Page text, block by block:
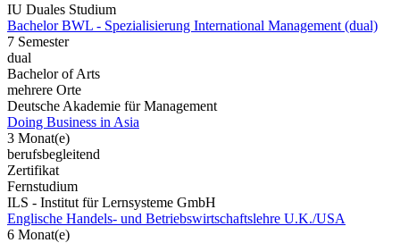
IU Duales Studium
Bachelor BWL - Spezialisierung International Management (dual)
7 Semester
dual
Bachelor of Arts
mehrere Orte
Deutsche Akademie für Management
Doing Business in Asia
3 Monat(e)
berufsbegleitend
Zertifikat
Fernstudium
ILS - Institut für Lernsysteme GmbH
Englische Handels- und Betriebswirtschaftslehre U.K./USA
6 Monat(e)